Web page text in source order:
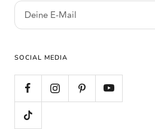
Deine E-Mail
SOCIAL MEDIA